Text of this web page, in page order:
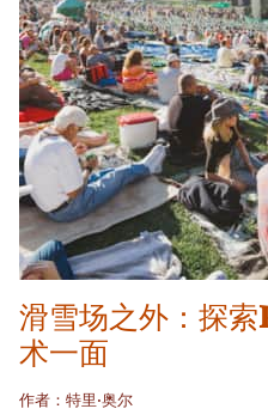
滑雪场之外：探
术一面
作者：特里·奥尔